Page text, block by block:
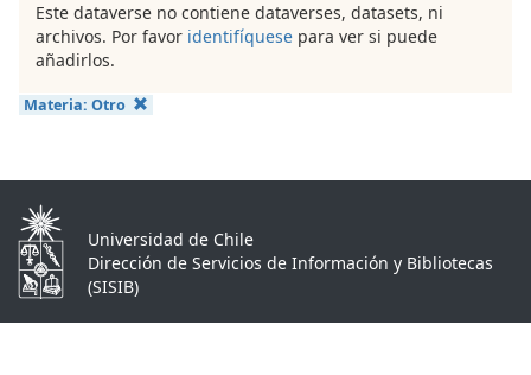
Este dataverse no contiene dataverses, datasets, ni
archivos. Por favor identifíquese para ver si puede
añadirlos.
Materia: Otro
Universidad de Chile
Dirección de Servicios de Información y Bibliotecas
(SISIB)